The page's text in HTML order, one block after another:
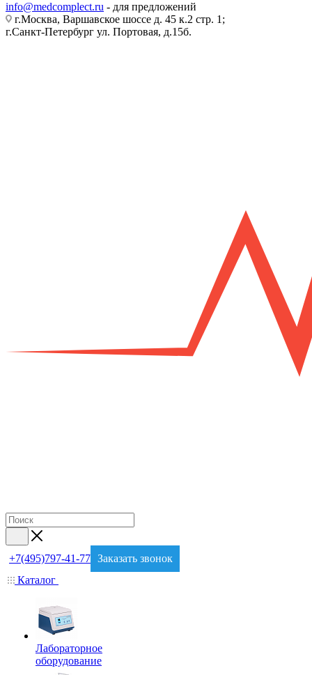
info@medcomplect.ru - для предложений
г.Москва, Варшавское шоссе д. 45 к.2 стр. 1;
г.Санкт-Петербург ул. Портовая, д.15б.
+7(495)797-41-77 Заказать звонок
Каталог
Лабораторное
оборудование